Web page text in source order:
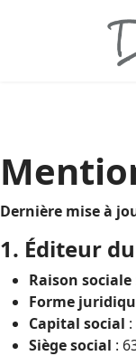
Dernière mise à
1. Éditeur
Raison sociale
Forme
Capital social
Siège social :